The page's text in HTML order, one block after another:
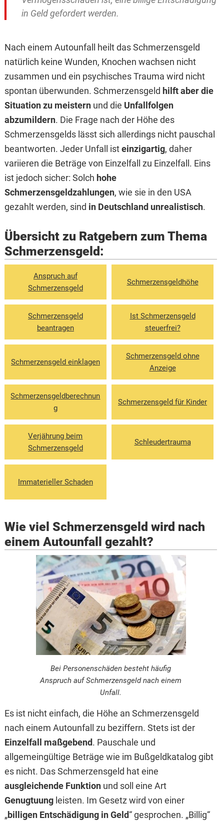
in Geld gefordert werden.
Nach einem Autounfall heilt das Schmerzensgeld
natürlich keine Wunden, Knochen wachsen nicht
zusammen und ein psychisches Trauma wird nicht
spontan überwunden. Schmerzensgeld hilft aber die
Situation zu meisternund die Unfallfolgen
abzumildern. Die Frage nach der Höhe des
Schmerzensgelds lässt sich allerdings nicht pauschal
beantworten. Jeder Unfall isteinzigartig, daher
variieren die Beträge von Einzelfall zu Einzelfall. Eins
ist jedoch sicher: Solch hohe
Schmerzensgeldzahlungen, wie sie in den USA
gezahlt werden, sind in Deutschland unrealistisch.
Übersicht zu Ratgebern zum Thema
Schmerzensgeld:
Anspruch auf
Schmerzensgeld
Schmerzensgeldhöhe
Schmerzensgeld
beantragen
Ist Schmerzensgeld
steuerfrei?
Schmerzensgeld einklagen
Schmerzensgeld ohne
Anzeige
Schmerzensgeldberechnun
g
Schmerzensgeld für Kinder
Verjährung beim
Schmerzensgeld
Schleudertrauma
Immaterieller Schaden
Wie viel Schmerzensgeld wird nach
einem Autounfall gezahlt?
Bei Personenschäden besteht häufig
Anspruch auf Schmerzensgeld nach einem
Unfall.
Es ist nicht einfach, die Höhe an Schmerzensgeld
nach einem Autounfall zu beziffern. Stets ist der
Einzelfall maßgebend. Pauschale und
allgemeingültige Beträge wie im Bußgeldkatalog gibt
es nicht. Das Schmerzensgeld hat eine
ausgleichende Funktionund soll eine Art
Genugtuungleisten. Im Gesetz wird von einer
„billigen Entschädigung in Geld“ gesprochen. „Billig“